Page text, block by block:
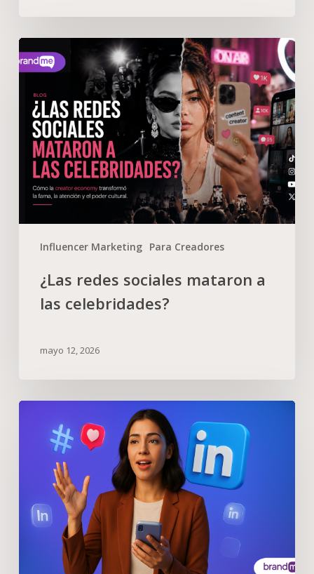
Influencer Marketing Para Creadores
¿Las redes sociales mataron a
las celebridades?
mayo 12, 2026